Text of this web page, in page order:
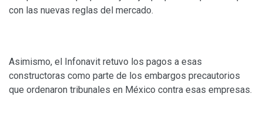
con las nuevas reglas del mercado.
Asimismo, el Infonavit retuvo los pagos a esas
constructoras como parte de los embargos precautorios
que ordenaron tribunales en México contra esas empresas.